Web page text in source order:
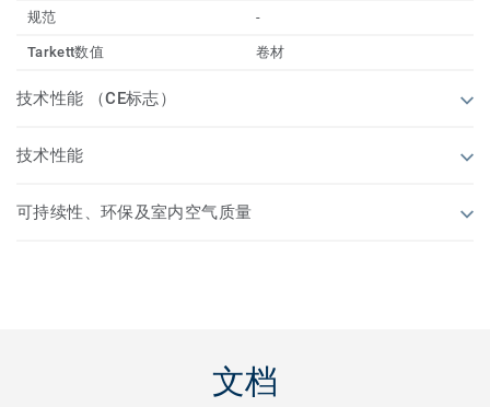
规范
-
Tarkett数值 卷材
技术性能 （CE标志）
技术性能
可持续性、环保及室内空气质量
文档